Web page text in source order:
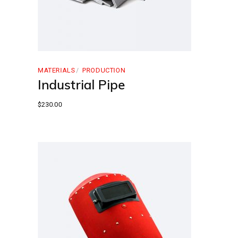
MATERIALS PRODUCTION
Industrial Pipe
$230.00